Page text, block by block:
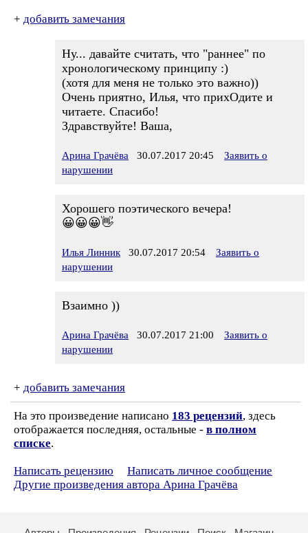
+ добавить замечания
Ну... давайте считать, что "раннее" по
хронологическому принципу :)
(хотя для меня не только это важно))
Очень приятно, Илья, что прихОдите и
читаете. Спасибо!
Здравствуйте! Ваша,
Арина Грачёва 30.07.2017 20:45
Заявить о
нарушении
Хорошего поэтического вечера!
😀😀😀👋
Илья Линник 30.07.2017 20:54
Заявить о
нарушении
Взаимно ))
Арина Грачёва 30.07.2017 21:00
Заявить о
нарушении
+ добавить замечания
На это произведение написано 183 рецензий, здесь
отображается последняя, остальные - в полном
списке.
Написать рецензию
Написать личное сообщение
Другие произведения автора Арина Грачёва